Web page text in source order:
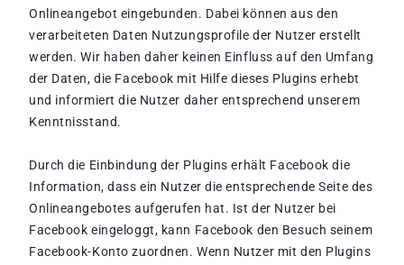
Onlineangebot eingebunden. Dabei können aus den
verarbeiteten Daten Nutzungsprofile der Nutzer erstellt
werden. Wir haben daher keinen Einfluss auf den Umfang
der Daten, die Facebook mit Hilfe dieses Plugins erhebt
und informiert die Nutzer daher entsprechend unserem
Kenntnisstand.
Durch die Einbindung der Plugins erhält Facebook die
Information, dass ein Nutzer die entsprechende Seite des
Onlineangebotes aufgerufen hat. Ist der Nutzer bei
Facebook eingeloggt, kann Facebook den Besuch seinem
Facebook-Konto zuordnen. Wenn Nutzer mit den Plugins